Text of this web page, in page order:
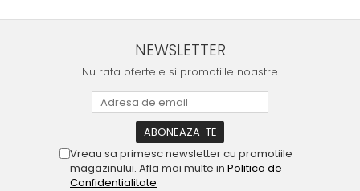
NEWSLETTER
Nu rata ofertele si promotiile noastre
Vreau sa primesc newsletter cu promotiile
magazinului. Afla mai multe in Politica de
Confidentialitate